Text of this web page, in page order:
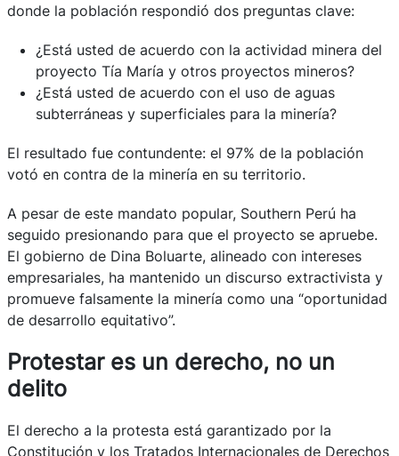
donde la población respondió dos preguntas clave:
¿Está usted de acuerdo con la actividad minera del
proyecto Tía María y otros proyectos mineros?
¿Está usted de acuerdo con el uso de aguas
subterráneas y superficiales para la minería?
El resultado fue contundente: el 97% de la población
votó en contra de la minería en su territorio.
A pesar de este mandato popular, Southern Perú ha
seguido presionando para que el proyecto se apruebe.
El gobierno de Dina Boluarte, alineado con intereses
empresariales, ha mantenido un discurso extractivista y
promueve falsamente la minería como una “oportunidad
de desarrollo equitativo”.
Protestar es un derecho, no un
delito
El derecho a la protesta está garantizado por la
Constitución y los Tratados Internacionales de Derechos